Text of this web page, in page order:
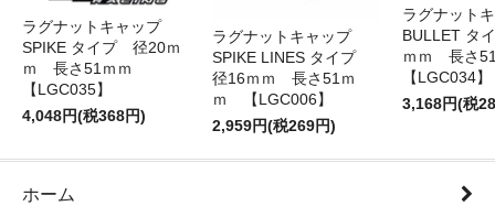
ラグナットキャップ
SPIKE タイプ 径20ｍ
ｍ 長さ51ｍｍ
【LGC035】
4,048円(税368円)
ラグナットキャップ
SPIKE LINES タイプ
径16ｍｍ 長さ51ｍ
ｍ 【LGC006】
2,959円(税269円)
ラグナット
BULLET タ
ｍｍ 長さ
【LGC034】
3,168円(税
ホーム